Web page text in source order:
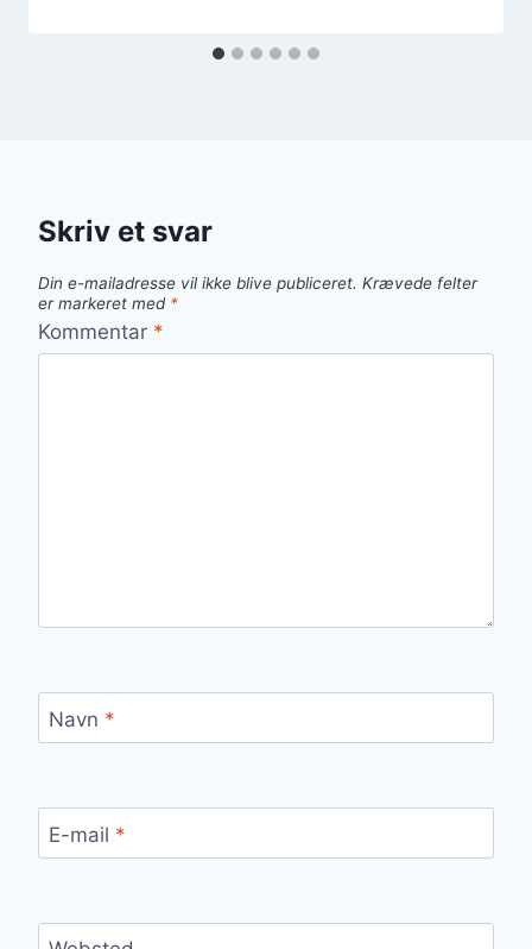
Skriv et svar
Din e-mailadresse vil ikke blive publiceret. Krævede felter
er markeret med *
Kommentar *
Navn *
E-mail *